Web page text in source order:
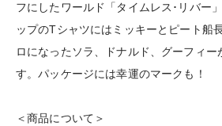
フにしたワールド「タイムレス･リバー
ップのTシャツにはミッキーとピート船
ロになったソラ、ドナルド、グーフィー
す。パッケージには幸運のマークも！
＜商品について＞